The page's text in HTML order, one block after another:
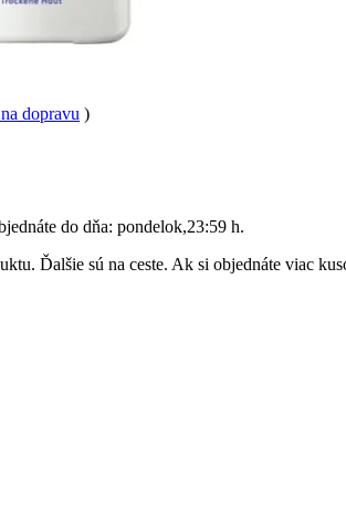
dopravu )
do dňa: pondelok,23:59 h.
Ďalšie sú na ceste. Ak si objednáte viac